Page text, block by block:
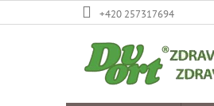
na
+420 257317694